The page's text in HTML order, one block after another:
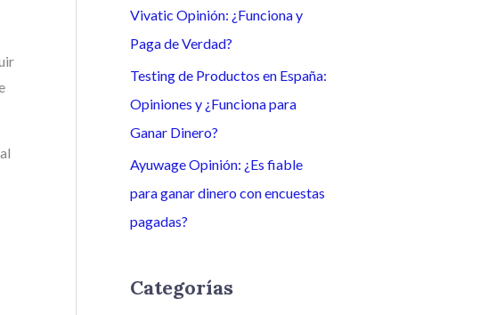
Vivatic Opinión: ¿Funciona y
Paga de Verdad?
Testing de Productos en España:
Opiniones y ¿Funciona para
Ganar Dinero?
Ayuwage Opinión: ¿Es fiable
para ganar dinero con encuestas
pagadas?
Categorías